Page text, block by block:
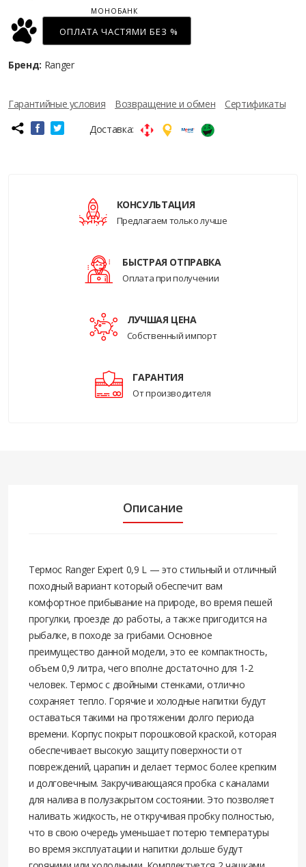
ОПЛАТА ЧАСТЯМИ БЕЗ %
МОНОБАНК
Бренд: Ranger
Гарантийные условия Возвращение и обмен
Сертификаты
Доставка:
КОНСУЛЬТАЦИЯ
Предлагаем только лучше
БЫСТРАЯ ОТПРАВКА
Оплата при получении
ЛУЧШАЯ ЦЕНА
Собственный импорт
ГАРАНТИЯ
От производителя
Описание
Термос Ranger Expert 0,9 L — это стильный и отличный
походный вариант который обеспечит вам
комфортное прибывание на природе, во время пешей
прогулки, проезде до работы, а также пригодится на
рыбалке, в походе за грибами. Основное
преимущество данной модели, это ее компактность,
объем 0,9 литра, чего вполне достаточно для 1-2
человек. Термос с двойными стенками, отлично
сохраняет тепло. Горячие и холодные напитки будут
оставаться такими на протяжении долго периода
времени. Корпус покрыт порошковой краской, которая
обеспечивает высокую защиту поверхности от
повреждений, царапин и делает термос более крепким
и долговечным. Закручивающаяся пробка с каналами
для налива в полузакрытом состоянии. Это позволяет
наливать жидкость, не откручивая пробку полностью,
что в свою очередь уменьшает потерю температуры
во время эксплуатации и напитки дольше будут